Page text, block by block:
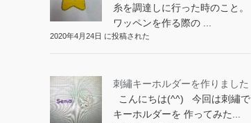
糸を調達しに行った時のこと。
ワッペンを作る際の ...
2020年4月24日 に投稿された
刺繡キーホルダーを作りました
こんにちは(^^) 今回は刺繡で
キーホルダーを 作ってみた...